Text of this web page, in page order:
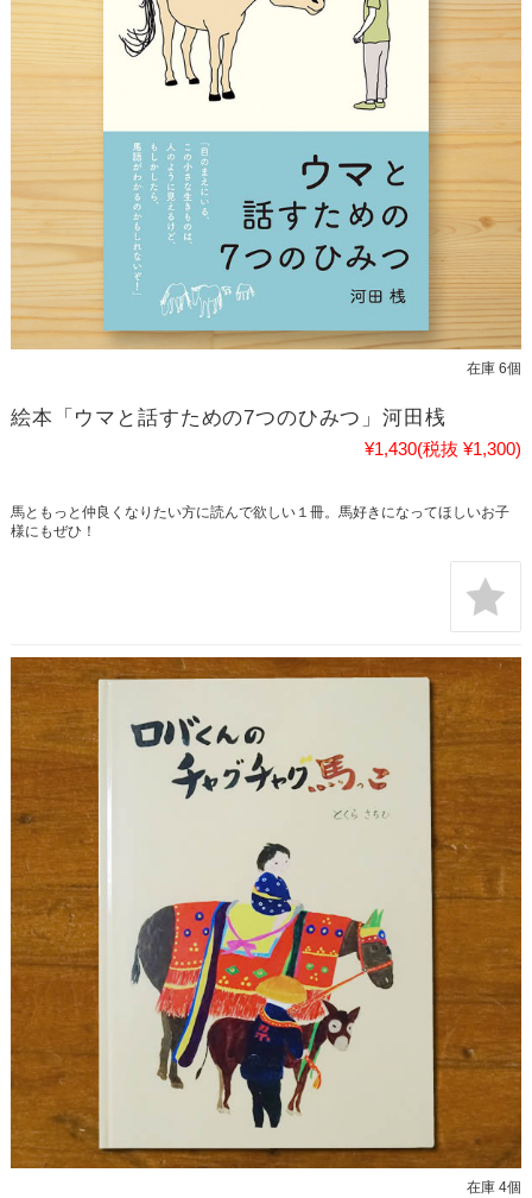
在庫 6個
絵本「ウマと話すための7つのひみつ」河田桟
¥1,430(税抜 ¥1,300)
馬ともっと仲良くなりたい方に読んで欲しい１冊。馬好きになってほしいお子
様にもぜひ！
在庫 4個